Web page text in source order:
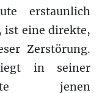
erstaunlich
ist eine direkte,
Zerstörung.
in seiner
jenen